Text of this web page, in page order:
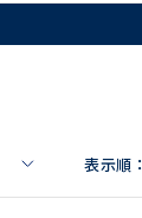
表示順：